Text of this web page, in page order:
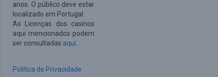
anos. O público deve estar
localizado em Portugal.
As Licenças dos casinos
aqui mencionados podem
ser consultadas aqui
Política de Privacidade